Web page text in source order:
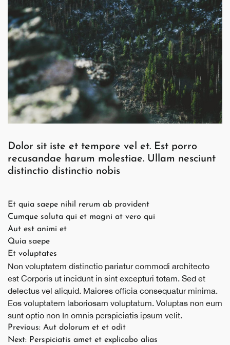
Dolor sit iste et tempore vel et. Est porro
recusandae harum molestiae. Ullam nesciunt
distinctio distinctio nobis
Et quia saepe nihil rerum ab provident
Cumque soluta qui et magni at vero qui
Aut est animi et
Quia saepe
Et voluptates
Non voluptatem distinctio pariatur commodi architecto
est Corporis ut incidunt in sint excepturi totam. Sed et
delectus vel aliquid. Maiores officia consequatur minima.
Eos voluptatem laboriosam voluptatum. Voluptas non eum
sunt optio non In omnis perspiciatis ipsum velit.
Post
Previous: Aut dolorum et et odit
Next: Perspiciatis amet et explicabo alias